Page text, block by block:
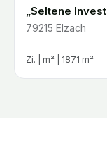
79215 Elzach
Zi. | m² | 1871 m²